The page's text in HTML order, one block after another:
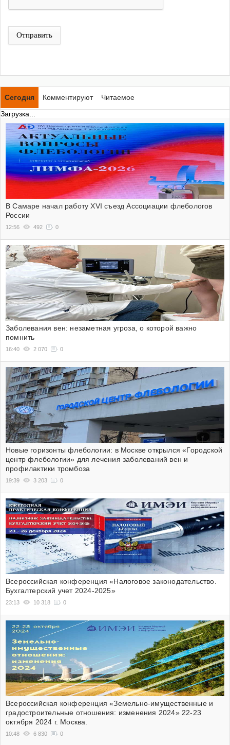
Отправить
Сегодня Комментируют
Читаемое
Загрузка...
В Самаре начал работу XVI съезд Ассоциации флебологов
России
12:56 492 0
Заболевания вен: незаметная угроза, о которой важно
помнить
16:40 2 070 0
Новые горизонты флебологии: в Москве открылся «Городской
центр флебологии» для лечения заболеваний вен и
профилактики тромбоза
19:39 3 203 0
Всероссийская конференция «Налоговое законодательство.
Бухгалтерский учет 2024-2025»
23:13 10 318 0
Всероссийская конференция «Земельно-имущественные и
градостроительные отношения: изменения 2024» 22-23
октября 2024 г. Москва.
10:48 6 830 0